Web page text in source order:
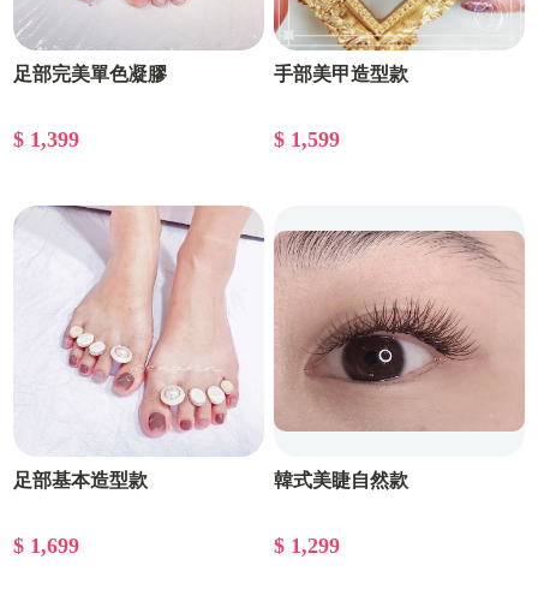
足部完美單色凝膠
$ 1,399
手部美甲造型款
$ 1,599
足部基本造型款
$ 1,699
韓式美睫自然款
$ 1,299